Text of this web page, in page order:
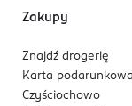
Zakupy
Znajdź drogerię
Karta podarunkowa
Czyściochowo